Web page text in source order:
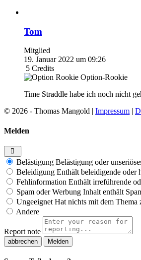
Tom
Mitglied
19. Januar 2022 um 09:26
5 Credits
Option-Rookie
Time Straddle habe ich noch nicht
© 2026 - Thomas Mangold | Impressum |
Melden
Belästigung Belästigung oder
Beleidigung Enthält beleidigende oder
Fehlinformation Enthält irreführende
Spam oder Werbung Inhalt enthält
Ungeeignet Hat nichts mit dem Thema
Andere
Report note
Melden